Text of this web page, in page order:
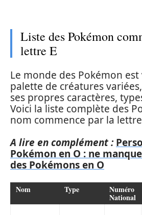
Liste des Pokémon
lettre E
Le monde des Pokémon est
palette de créatures
ses propres caractères,
Voici la liste complète des
nom commence par la lettre
A lire en complément :
Pokémon en O : ne
des Pokémons en O
Nom Type Numéro
National